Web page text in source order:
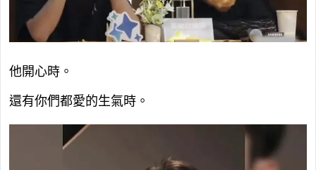
他開心時。
還有你們都愛的生氣時。